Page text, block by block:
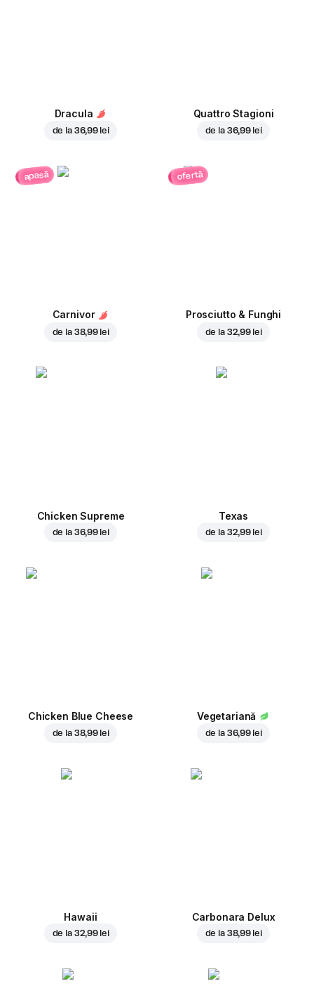
Dracula
de la 36,99 lei
Quattro Stagioni
de la 36,99 lei
apasă
Carnivor
de la 38,99 lei
ofertă
Prosciutto & Funghi
de la 32,99 lei
Chicken Supreme
de la 36,99 lei
Texas
de la 32,99 lei
Chicken Blue Cheese
de la 38,99 lei
Vegetariană
de la 36,99 lei
Hawaii
de la 32,99 lei
Carbonara Delux
de la 38,99 lei